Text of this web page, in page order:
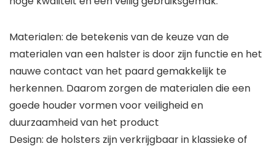
Materialen: de betekenis van de keuze van de
materialen van een halster is door zijn functie en het
nauwe contact van het paard gemakkelijk te
herkennen. Daarom zorgen de materialen die een
goede houder vormen voor veiligheid en
duurzaamheid van het product
Design: de holsters zijn verkrijgbaar in klassieke of